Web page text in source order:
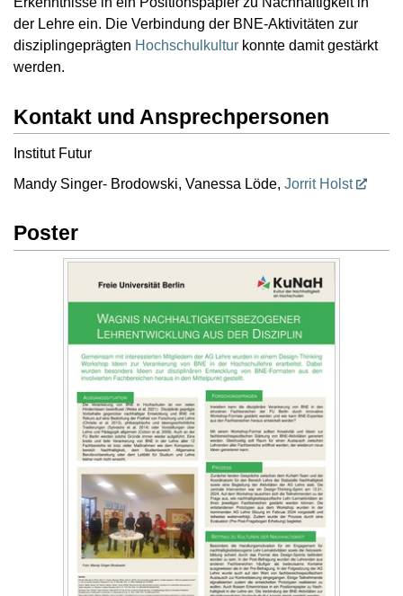
der Lehre ein. Die Verbindung der BNE-Aktivitäten zur
disziplingeprägten Hochschulkultur konnte damit gestärkt
werden.
Kontakt und Ansprechpersonen
Institut Futur
Mandy Singer- Brodowski, Vanessa Löde, Jorrit Holst
Poster